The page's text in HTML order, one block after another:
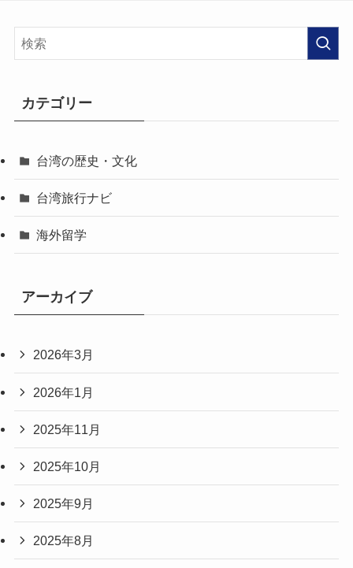
カテゴリー
台湾の歴史・文化
台湾旅行ナビ
海外留学
アーカイブ
2026年3月
2026年1月
2025年11月
2025年10月
2025年9月
2025年8月